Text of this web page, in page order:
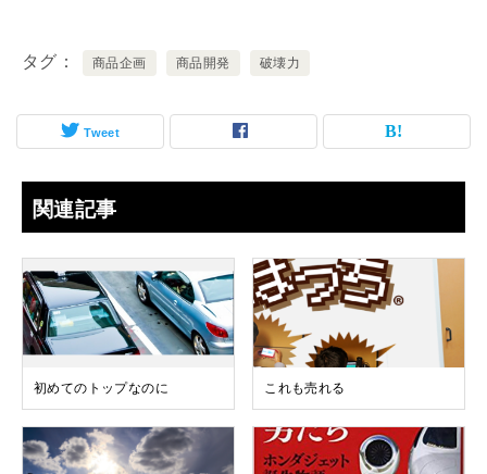
タグ 商品企画 商品開発 破壊力
Tweet
関連記事
初めてのトップなのに これも売れる